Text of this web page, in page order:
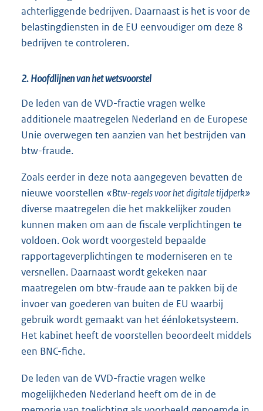
achterliggende bedrijven. Daarnaast is het is voor de
belastingdiensten in de EU eenvoudiger om deze 8
bedrijven te controleren.
2. Hoofdlijnen van het wetsvoorstel
De leden van de VVD-fractie vragen welke
additionele maatregelen Nederland en de Europese
Unie overwegen ten aanzien van het bestrijden van
btw-fraude.
Zoals eerder in deze nota aangegeven bevatten de
nieuwe voorstellen «Btw-regels voor het digitale tijdperk»
diverse maatregelen die het makkelijker zouden
kunnen maken om aan de fiscale verplichtingen te
voldoen. Ook wordt voorgesteld bepaalde
rapportageverplichtingen te moderniseren en te
versnellen. Daarnaast wordt gekeken naar
maatregelen om btw-fraude aan te pakken bij de
invoer van goederen van buiten de EU waarbij
gebruik wordt gemaakt van het éénloketsysteem.
Het kabinet heeft de voorstellen beoordeelt middels
een BNC-fiche.
De leden van de VVD-fractie vragen welke
mogelijkheden Nederland heeft om de in de